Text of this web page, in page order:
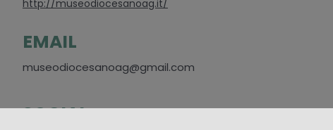
http://museodiocesanoag.it/
EMAIL
museodiocesanoag@gmail.com
SOCIAL